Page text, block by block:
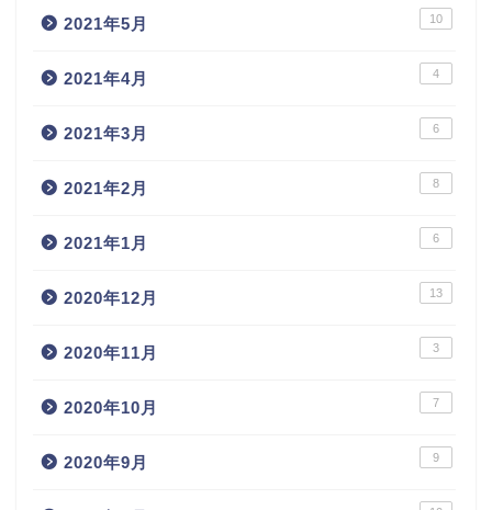
2021年5月 10
2021年4月 4
2021年3月 6
2021年2月 8
2021年1月 6
2020年12月 13
2020年11月 3
2020年10月 7
2020年9月 9